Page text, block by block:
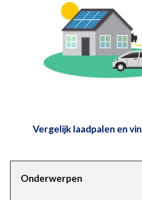
Vergelijk laadpalen en
Onderwerpen